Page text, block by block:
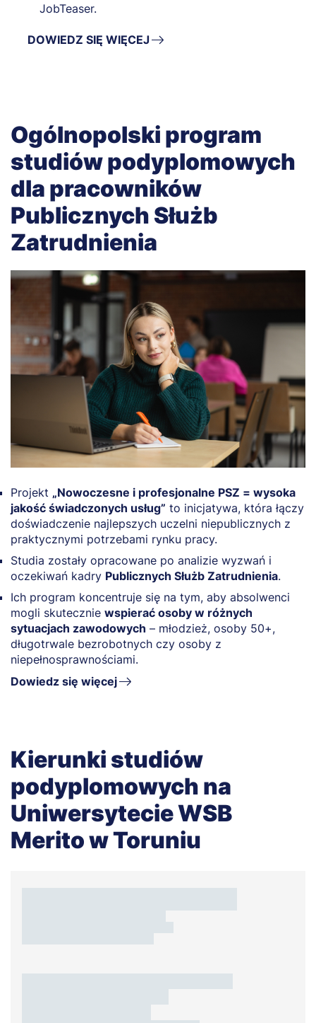
JobTeaser.
DOWIEDZ SIĘ WIĘCEJ
Ogólnopolski program
studiów podyplomowych
dla pracowników
Publicznych Służb
Zatrudnienia
Projekt „Nowoczesne i profesjonalne PSZ = wysoka
jakość świadczonych usług” to inicjatywa, która łączy
doświadczenie najlepszych uczelni niepublicznych z
praktycznymi potrzebami rynku pracy.
Studia zostały opracowane po analizie wyzwań i
oczekiwań kadry Publicznych Służb Zatrudnienia.
Ich program koncentruje się na tym, aby absolwenci
mogli skutecznie wspierać osoby w różnych
sytuacjach zawodowych – młodzież, osoby 50+,
długotrwale bezrobotnych czy osoby z
niepełnosprawnościami.
Dowiedz się więcej
Kierunki studiów
podyplomowych na
Uniwersytecie WSB
Merito w Toruniu